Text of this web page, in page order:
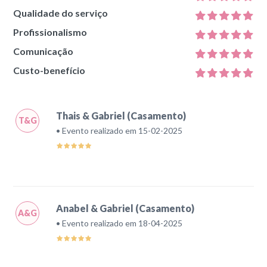
Qualidade do serviço
Profissionalismo
Comunicação
Custo-benefício
T&G Thais & Gabriel (Casamento)
• Evento realizado em 15-02-2025
A&G Anabel & Gabriel (Casamento)
• Evento realizado em 18-04-2025